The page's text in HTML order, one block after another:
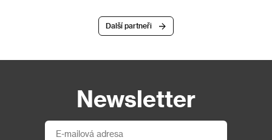
Další partneři
Newsletter